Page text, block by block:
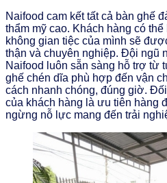
Naifood cam kết tất cả bàn ghế
thẩm mỹ cao. Khách hàng có
không gian tiệc của mình sẽ
thận và chuyên nghiệp. Đội ngũ
Naifood luôn sẵn sàng hỗ trợ từ
ghế chén dĩa phù hợp đến vận
cách nhanh chóng, đúng giờ.
của khách hàng là ưu tiên hàng
ngừng nỗ lực mang đến trải